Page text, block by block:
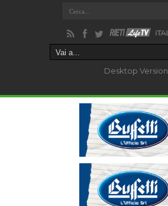
Desktop Version